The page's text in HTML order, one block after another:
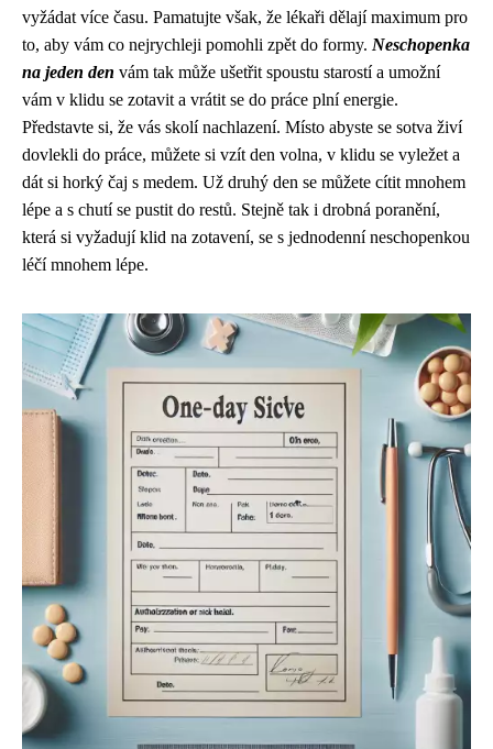
vyžádat více času. Pamatujte však, že lékaři dělají maximum pro
to, aby vám co nejrychleji pomohli zpět do formy. Neschopenka
na jeden den vám tak může ušetřit spoustu starostí a umožní
vám v klidu se zotavit a vrátit se do práce plní energie.
Představte si, že vás skolí nachlazení. Místo abyste se sotva živí
dovlekli do práce, můžete si vzít den volna, v klidu se vyležet a
dát si horký čaj s medem. Už druhý den se můžete cítit mnohem
lépe a s chutí se pustit do restů. Stejně tak i drobná poranění,
která si vyžadují klid na zotavení, se s jednodenní neschopenkou
léčí mnohem lépe.